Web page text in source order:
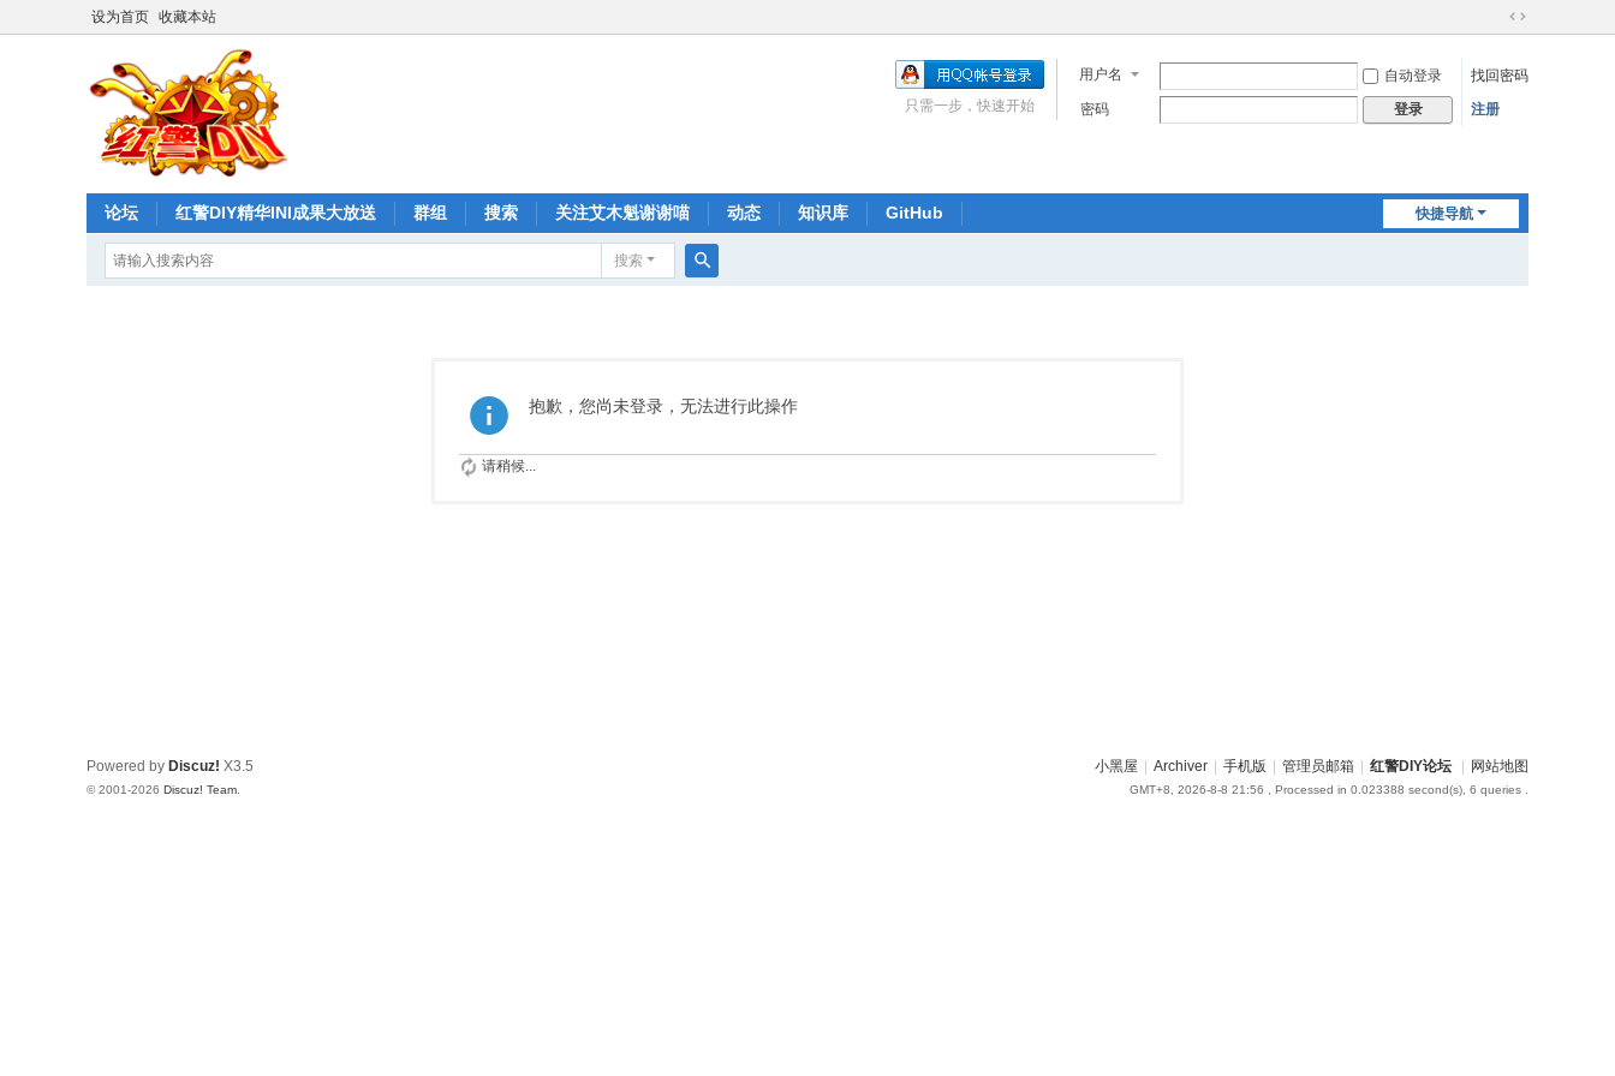
设为首页 收藏本站
切
到
用户名 自动登录
找回密码
密码
登录 注册
只需一步，快速开始
快捷导航
论坛 红警DIY精华INI成果大放送 群组 搜索 关注艾木魁谢谢喵 动态 知识库 GitHub
搜索
抱歉，您尚未登录，无法进行此操作
请稍候...
小黑屋 Archiver 手机版 管理员邮箱 红警DIY论坛 网站地图
GMT+8, 2026-8-8 21:56 , Processed in 0.023388 second(s), 6 queries .
Powered by Discuz! X3.5
© 2001-2026 Discuz! Team